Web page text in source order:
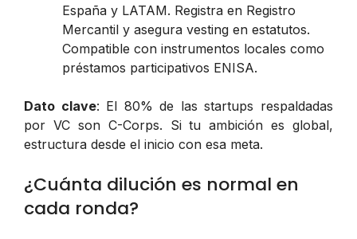
España y LATAM. Registra en Registro
Mercantil y asegura vesting en estatutos.
Compatible con instrumentos locales como
préstamos participativos ENISA.
Dato clave: El 80% de las startups respaldadas
por VC son C-Corps. Si tu ambición es global,
estructura desde el inicio con esa meta.
¿Cuánta dilución es normal en
cada ronda?